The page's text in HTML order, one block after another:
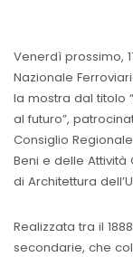
Venerdì prossimo,
Nazionale
la mostra dal titolo
al futuro”,
Consiglio
Beni e delle
di Architettura
Realizzata tra il
secondarie, che